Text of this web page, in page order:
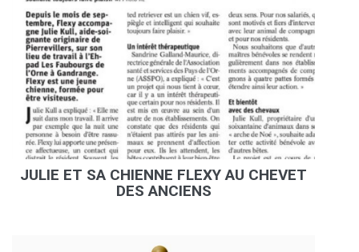
JULIE ET SA CHIENNE FLEXY AU CHEVET
DES ANCIENS